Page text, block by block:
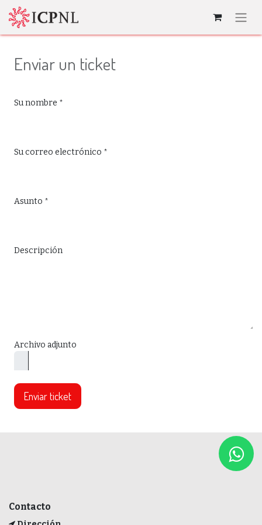
Enviar un ticket
Su nombre *
Su correo electrónico *
Asunto *
Descripción
Archivo adjunto
Enviar ticket
Contacto